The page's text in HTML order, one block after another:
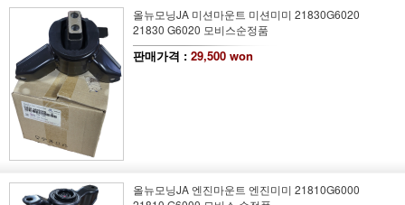
올뉴모닝JA 미션마운트 미션미미 21830G6020
21830 G6020 모비스순정품
판매가격 : 29,500 won
올뉴모닝JA 엔진마운트 엔진미미 21810G6000